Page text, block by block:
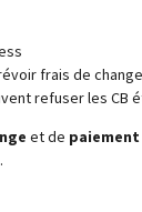
frais de
refuser les CB
et de